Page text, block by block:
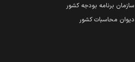
سازمان برنامه بودجه کشور
دیوان محاسبات کشور